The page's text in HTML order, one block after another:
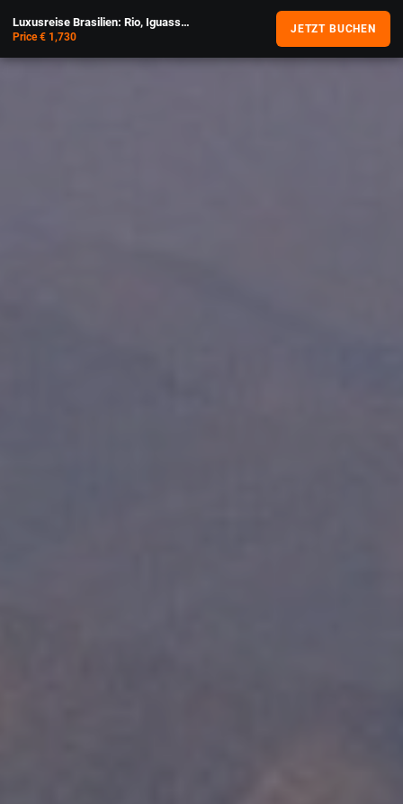
Luxusreise Brasilien: Rio, Iguassu & Salvador
Price € 1,730
JETZT BUCHEN